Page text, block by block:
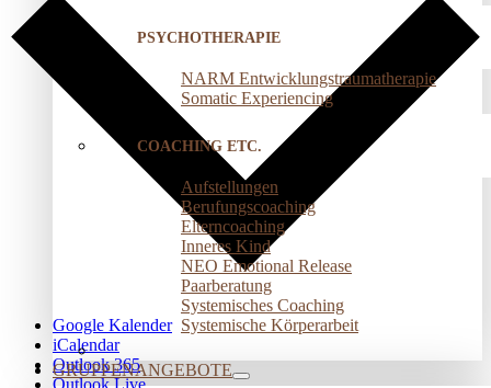
PSYCHOTHERAPIE
NARM Entwicklungstraumatherapie
Somatic Experiencing
COACHING ETC.
Aufstellungen
Berufungscoaching
Elterncoaching
Inneres Kind
NEO Emotional Release
Paarberatung
Systemisches Coaching
Systemische Körperarbeit
GRUPPENANGEBOTE
Google Kalender
iCalendar
Outlook 365